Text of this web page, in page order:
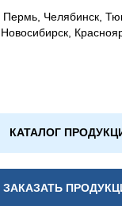
Пермь, Челябинск,
КАТАЛОГ
ЗАКАЗАТЬ